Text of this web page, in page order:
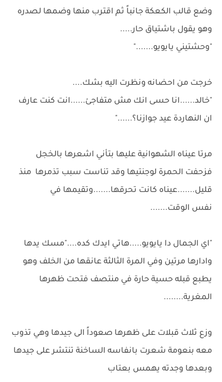
وضع قالب الكعكة جانباً ثم اقترب منها وضمها لصدره
وهو يقول باشتياق حار.....
"وحشتيني يايويو......."
خرجت من احضانه ونظرت اليه بشك....
"خالد......انا حسى انك مش متفاجئ......انت كنت عارف
ان النهاردة عيد جوازنا؟......"
مرتا عيناه الشهوانية عليها بتأني اشعرها بالخجل
فزحفت الحمرة لوجنتيها وقد تناست سبب تذمرها منذ
قليل.......عيناه كانت تحرقها.......وتقيمها في
نفس الوقت.......
"اي الجمال دا يايويو.....هاتي ايدك كده...."مسك يدها
وادارها مرتين وفي المرة الثالثة عانقها من الخلف وهو
يطبع قبله حسية حارة في منتصف فتحت ظهرها
المغرية........
وزع ثلاث قبلات على ظهرها صعوداً الى جيدها وهي تذوب
معه بنعومة شعرت بانفاسه الساخنة تنتشر على جيدها
وبعدها وجدته يهمس بعتاب